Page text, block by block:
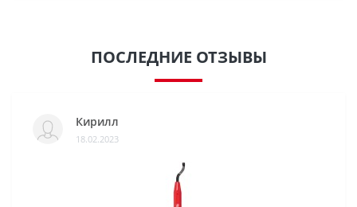
ПОСЛЕДНИЕ ОТЗЫВЫ
Кирилл
18.02.2023